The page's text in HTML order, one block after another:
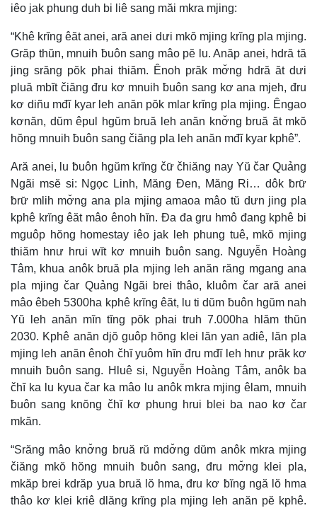
iêo jak phung duh bi liê sang măi mkra mjing:
“Khê krĭng êăt anei, ară anei dưi mkŏ mjing krĭng pla mjing.
Grăp thŭn, mnuih ƀuôn sang mâo pĕ lu. Anăp anei, hdră tă
jing srăng pŏk phai thiăm. Ênoh prăk mơ̆ng hdră ăt dưi
pluă mbĭt čiăng đru kơ mnuih ƀuôn sang kơ ana mjeh, đru
kơ diñu mđĭ kyar leh anăn pŏk mlar krĭng pla mjing. Êngao
kơnăn, dŭm êpul hgŭm bruă leh anăn knơ̆ng bruă ăt mkŏ
hŏng mnuih ƀuôn sang čiăng pla leh anăn mđĭ kyar kphê”.
Ară anei, lu ƀuôn hgŭm krĭng čư̆ čhiăng nay Yŭ čar Quảng
Ngãi msĕ si: Ngọc Linh, Măng Đen, Măng Ri… dôk ƀrư̆
ƀrư̆ mlih mơ̆ng ana pla mjing amaoa mâo tŭ dưn jing pla
kphê krĭng êăt mâo ênoh hĭn. Đa đa gru hmô đang kphê bi
mguôp hŏng homestay iêo jak leh phung tuê, mkŏ mjing
thiăm hnư hrui wĭt kơ mnuih ƀuôn sang. Nguyễn Hoàng
Tâm, khua anôk bruă pla mjing leh anăn răng mgang ana
pla mjing čar Quảng Ngãi brei thâo, kluôm čar ară anei
mâo êbeh 5300ha kphê krĭng êăt, lu ti dŭm ƀuôn hgŭm nah
Yŭ leh anăn mĭn tĭng pŏk phai truh 7.000ha hlăm thŭn
2030. Kphê anăn djŏ guôp hŏng klei lăn yan adiê, lăn pla
mjing leh anăn ênoh čhĭ yuôm hĭn đru mđĭ leh hnư prăk kơ
mnuih ƀuôn sang. Hluê si, Nguyễn Hoàng Tâm, anôk ba
čhĭ ka lu kyua čar ka mâo lu anôk mkra mjing êlam, mnuih
ƀuôn sang knŏng čhĭ kơ phung hrui blei ba nao kơ čar
mkăn.
“Srăng mâo knơ̆ng bruă rŭ mdơ̆ng dŭm anôk mkra mjing
čiăng mkŏ hŏng mnuih ƀuôn sang, đru mơ̆ng klei pla,
mkăp brei kdrăp yua bruă lŏ hma, đru kơ ƀĭng ngă lŏ hma
thâo kơ klei kriê dlăng krĭng pla mjing leh anăn pĕ kphê.